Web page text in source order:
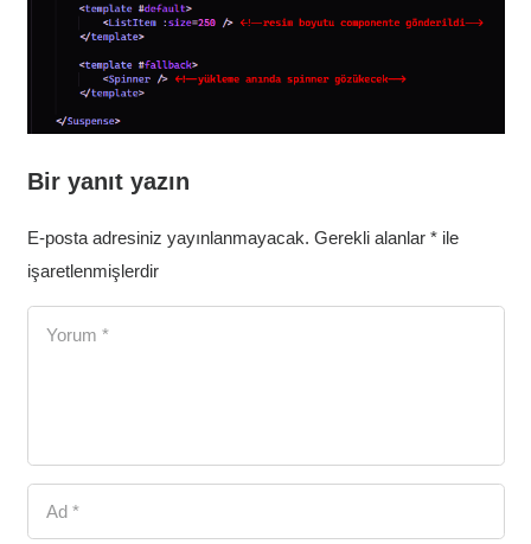
Bir yanıt yazın
E-posta adresiniz yayınlanmayacak. Gerekli alanlar *ile
işaretlenmişlerdir